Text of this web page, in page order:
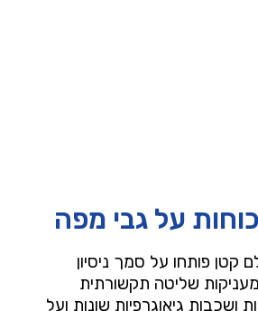
על גבי מפה
קטן פותחו על סמך ניסיון
שליטה תקשורתית
גיאוגרפיות שונות ועל